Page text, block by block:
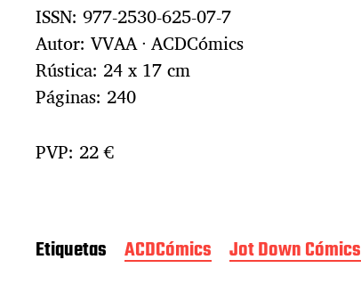
ISSN: 977-2530-625-07-7
Autor: VVAA · ACDCómics
Rústica: 24 x 17 cm
Páginas: 240
PVP: 22 €
Etiquetas ACDCómics Jot Down Cómics